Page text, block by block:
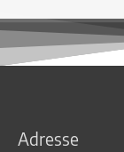
Adresse